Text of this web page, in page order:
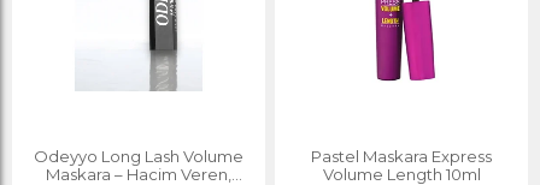
Odeyyo Long Lash Volume
Maskara – Hacim Veren,
Pastel Maskara Express
Volume Length 10ml